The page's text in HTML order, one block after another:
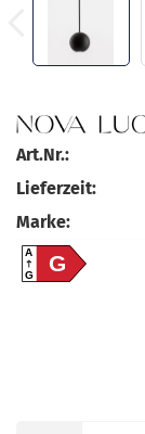
Art.Nr.:
Lieferzeit:
Marke:
A
GG